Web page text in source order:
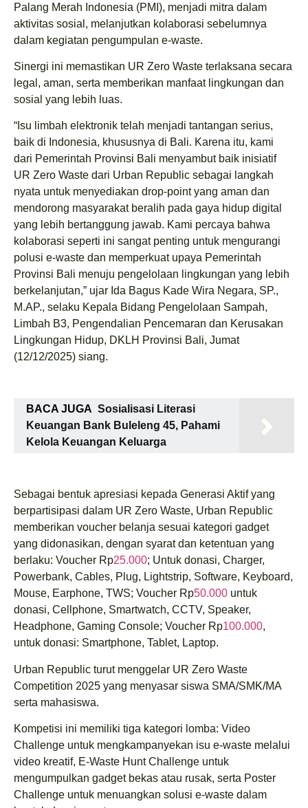
Palang Merah Indonesia (PMI), menjadi mitra dalam
aktivitas sosial, melanjutkan kolaborasi sebelumnya
dalam kegiatan pengumpulan e-waste.
Sinergi ini memastikan UR Zero Waste terlaksana secara
legal, aman, serta memberikan manfaat lingkungan dan
sosial yang lebih luas.
“Isu limbah elektronik telah menjadi tantangan serius,
baik di Indonesia, khususnya di Bali. Karena itu, kami
dari Pemerintah Provinsi Bali menyambut baik inisiatif
UR Zero Waste dari Urban Republic sebagai langkah
nyata untuk menyediakan drop-point yang aman dan
mendorong masyarakat beralih pada gaya hidup digital
yang lebih bertanggung jawab. Kami percaya bahwa
kolaborasi seperti ini sangat penting untuk mengurangi
polusi e-waste dan memperkuat upaya Pemerintah
Provinsi Bali menuju pengelolaan lingkungan yang lebih
berkelanjutan,” ujar Ida Bagus Kade Wira Negara, SP.,
M.AP., selaku Kepala Bidang Pengelolaan Sampah,
Limbah B3, Pengendalian Pencemaran dan Kerusakan
Lingkungan Hidup, DKLH Provinsi Bali, Jumat
(12/12/2025) siang.
BACA JUGA Sosialisasi Literasi
Keuangan Bank Buleleng 45, Pahami
Kelola Keuangan Keluarga
Sebagai bentuk apresiasi kepada Generasi Aktif yang
berpartisipasi dalam UR Zero Waste, Urban Republic
memberikan voucher belanja sesuai kategori gadget
yang didonasikan, dengan syarat dan ketentuan yang
berlaku: Voucher Rp25.000; Untuk donasi, Charger,
Powerbank, Cables, Plug, Lightstrip, Software, Keyboard,
Mouse, Earphone, TWS; Voucher Rp50.000 untuk
donasi, Cellphone, Smartwatch, CCTV, Speaker,
Headphone, Gaming Console; Voucher Rp100.000,
untuk donasi: Smartphone, Tablet, Laptop.
Urban Republic turut menggelar UR Zero Waste
Competition 2025 yang menyasar siswa SMA/SMK/MA
serta mahasiswa.
Kompetisi ini memiliki tiga kategori lomba: Video
Challenge untuk mengkampanyekan isu e-waste melalui
video kreatif, E-Waste Hunt Challenge untuk
mengumpulkan gadget bekas atau rusak, serta Poster
Challenge untuk menuangkan solusi e-waste dalam